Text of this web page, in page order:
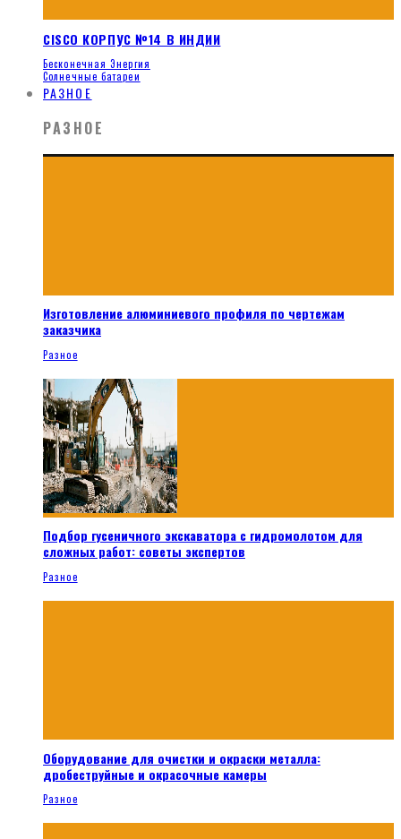
CISCO КОРПУС №14 В ИНДИИ
Бесконечная Энергия
Солнечные батареи
РАЗНОЕ
РАЗНОЕ
Изготовление алюминиевого профиля по чертежам
заказчика
Разное
Подбор гусеничного экскаватора с гидромолотом для
сложных работ: советы экспертов
Разное
Оборудование для очистки и окраски металла:
дробеструйные и окрасочные камеры
Разное